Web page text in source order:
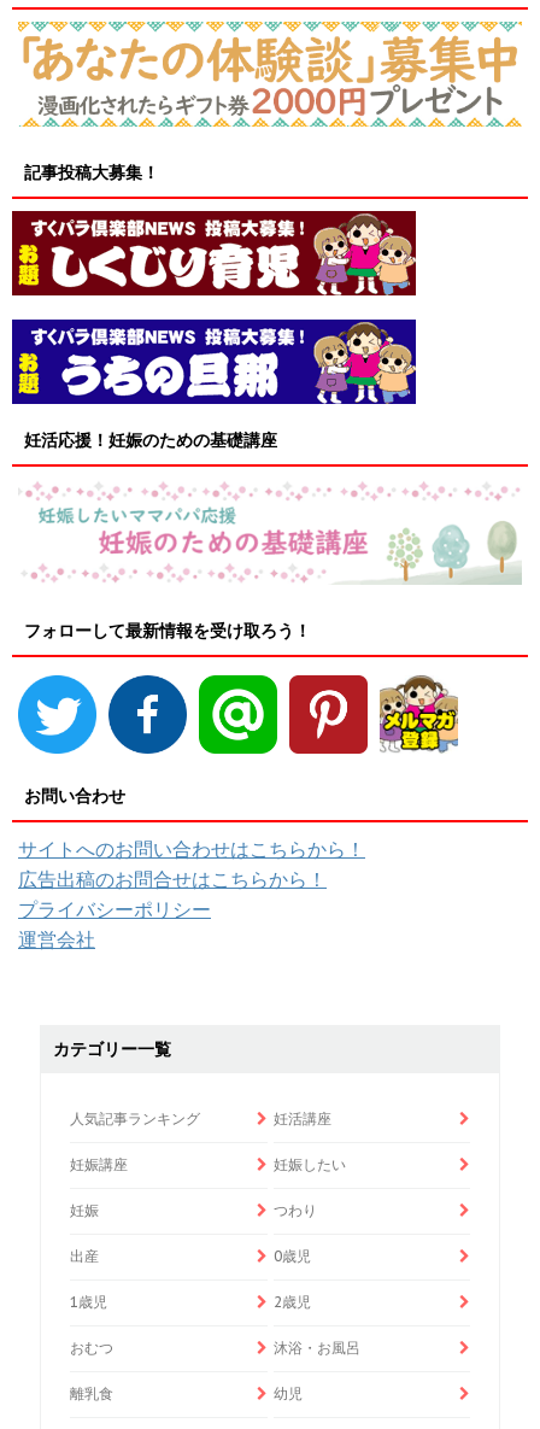
記事投稿大募集！
妊活応援！妊娠のための基礎講座
フォローして最新情報を受け取ろう！
お問い合わせ
サイトへのお問い合わせはこちらから！
広告出稿のお問合せはこちらから！
プライバシーポリシー
運営会社
カテゴリー一覧
人気記事ランキング 妊活講座
妊娠講座 妊娠したい
妊娠 つわり
出産 0歳児
1歳児 2歳児
おむつ 沐浴・お風呂
離乳食 幼児